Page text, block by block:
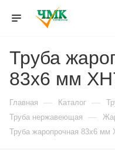
Труба
83х6 мм
Главная — Каталог —
Труба нержавеющая —
Труба жаропрочная 83х6